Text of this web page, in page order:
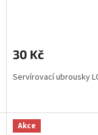
30 Kč
Servírovací ubrousky
Akce